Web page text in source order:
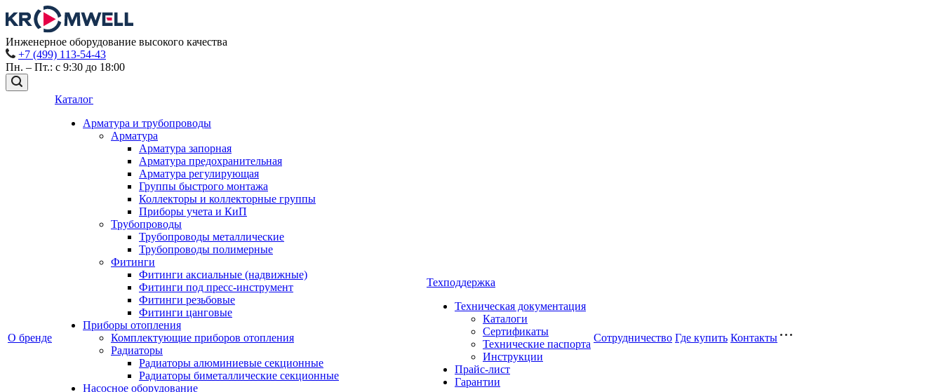
Инженерное оборудование высокого качества
+7 (499) 113-54-43
Пн. – Пт.: с 9:30 до 18:00
О бренде
Каталог
Арматура и трубопроводы
Арматура
Арматура запорная
Арматура предохранительная
Арматура регулирующая
Группы быстрого монтажа
Коллекторы и коллекторные группы
Приборы учета и КиП
Трубопроводы
Трубопроводы металлические
Трубопроводы полимерные
Фитинги
Фитинги аксиальные (надвижные)
Фитинги под пресс-инструмент
Фитинги резьбовые
Фитинги цанговые
Приборы отопления
Комплектующие приборов отопления
Радиаторы
Радиаторы алюминиевые секционные
Радиаторы биметаллические секционные
Насосное оборудование
Техподдержка
Техническая документация
Каталоги
Сертификаты
Технические паспорта
Инструкции
Прайс-лист
Гарантии
Сотрудничество Где купить Контакты